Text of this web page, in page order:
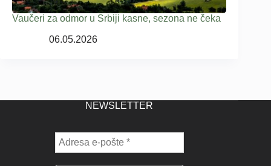
Vaučeri za odmor u Srbiji kasne, sezona ne čeka
06.05.2026
NEWSLETTER